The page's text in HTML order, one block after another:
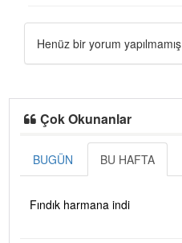
Henüz bir yorum yapılmamış
Çok Okunanlar
BUGÜN BU HAFTA
Fındık harmana indi